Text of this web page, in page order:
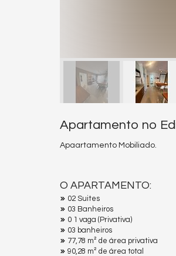
Apartamento no
Apaartamento Mobiliado.
O APARTAMENTO:
02 Suites
03 Banheiros
0 1 vaga (Privativa)
03 banheiros
77,78 m² de área privativa
90,28 m² de área total